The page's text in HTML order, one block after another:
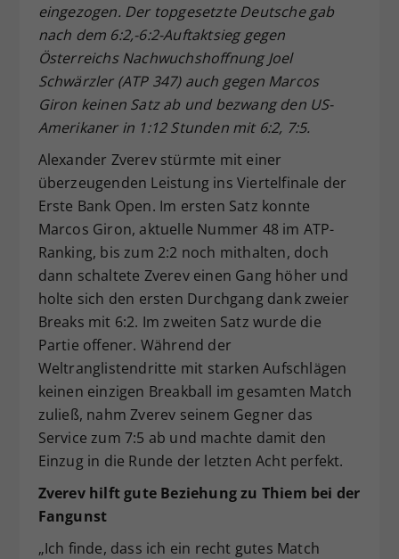
eingezogen. Der topgesetzte Deutsche gab
nach dem 6:2,-6:2-Auftaktsieg gegen
Österreichs Nachwuchshoffnung Joel
Schwärzler (ATP 347) auch gegen Marcos
Giron keinen Satz ab und bezwang den US-
Amerikaner in 1:12 Stunden mit 6:2, 7:5.
Alexander Zverev stürmte mit einer
überzeugenden Leistung ins Viertelfinale der
Erste Bank Open. Im ersten Satz konnte
Marcos Giron, aktuelle Nummer 48 im ATP-
Ranking, bis zum 2:2 noch mithalten, doch
dann schaltete Zverev einen Gang höher und
holte sich den ersten Durchgang dank zweier
Breaks mit 6:2. Im zweiten Satz wurde die
Partie offener. Während der
Weltranglistendritte mit starken Aufschlägen
keinen einzigen Breakball im gesamten Match
zuließ, nahm Zverev seinem Gegner das
Service zum 7:5 ab und machte damit den
Einzug in die Runde der letzten Acht perfekt.
Zverev hilft gute Beziehung zu Thiem bei der
Fangunst
„Ich finde, dass ich ein recht gutes Match
Zweck
Dieser Wert speichert Ihre Consent-
Einstellungen. Unter anderem eine
zufällig generierte ID, für die
historische Speicherung Ihrer
vorgenommen Einstellungen, falls der
Webseiten-Betreiber dies eingestellt